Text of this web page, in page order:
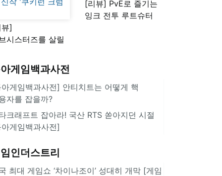
]
시스터즈를 살릴
런 방치형 신작
런 크럼블'
[리뷰] PvE로 즐기는
잉크 전투 루트슈터
게임백과사전
게임백과사전] 안티치트는 어떻게 핵
자를 잡을까?
크래프트 잡아라! 국산 RTS 쏟아지던 시절
게임백과사전]
인더스트리
최대 게임쇼 ‘차이나조이’ 성대히 개막 [게임